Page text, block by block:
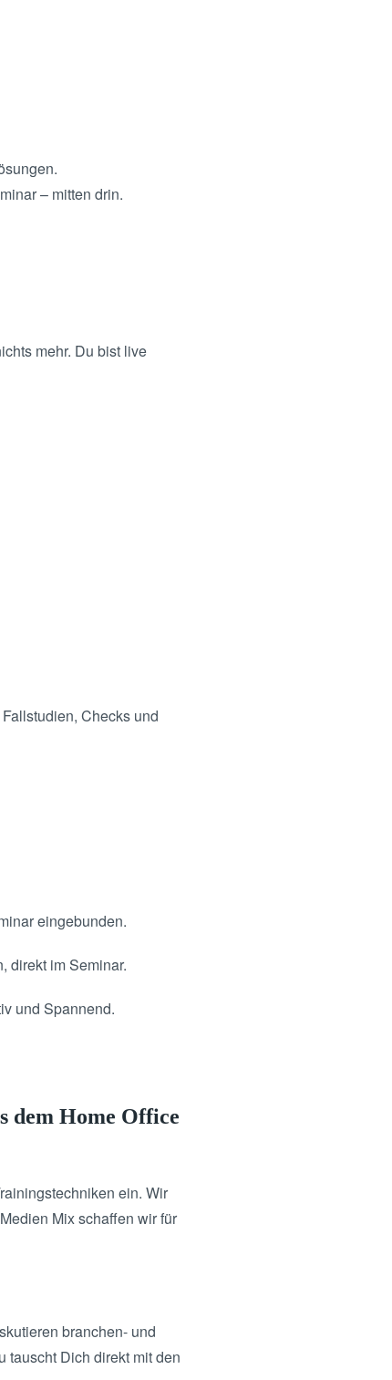
– mitten drin.
mehr. Du bist live
Checks und
eingebunden.
direkt im Seminar.
und Spannend.
dem Home Office
ein. Wir
Mix schaffen wir für
branchen- und
tauscht Dich direkt mit den